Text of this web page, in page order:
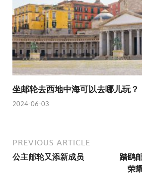
坐邮轮去西地中海可以去哪儿玩？
2024-06-03
PREVIOUS ARTICLE
公主邮轮又添新成员
踏鸥
荣